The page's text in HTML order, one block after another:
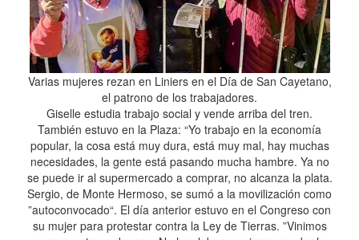
Varias mujeres rezan en Liniers en el Día de San Cayetano,
el patrono de los trabajadores.
Giselle estudia trabajo social y vende arriba del tren.
También estuvo en la Plaza: “Yo trabajo en la economía
popular, la cosa está muy dura, está muy mal, hay muchas
necesidades, la gente está pasando mucha hambre. Ya no
se puede ir al supermercado a comprar, no alcanza la plata.
Sergio, de Monte Hermoso, se sumó a la movilización como
”autoconvocado“. El día anterior estuvo en el Congreso con
su mujer para protestar contra la Ley de Tierras. ”Vinimos